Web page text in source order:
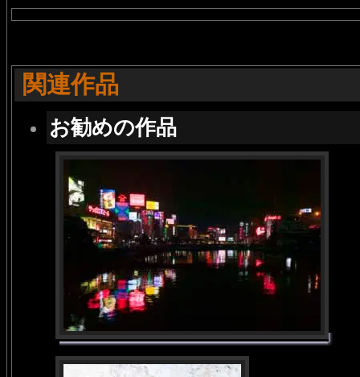
関連作品
お勧めの作品